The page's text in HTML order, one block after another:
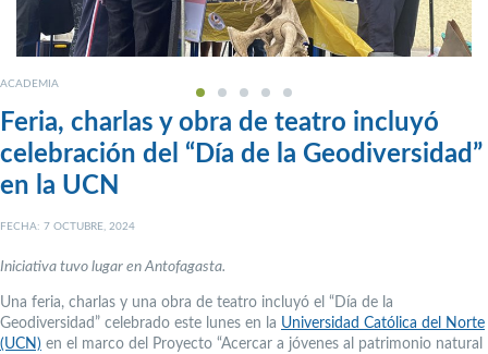
ACADEMIA
Feria, charlas y obra de teatro incluyó
celebración del “Día de la Geodiversidad”
en la UCN
FECHA: 7 OCTUBRE, 2024
Iniciativa tuvo lugar en Antofagasta.
Una feria, charlas y una obra de teatro incluyó el “Día de la
Geodiversidad” celebrado este lunes en la Universidad Católica del Norte
(UCN) en el marco del Proyecto “Acercar a jóvenes al patrimonio natural